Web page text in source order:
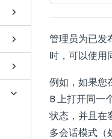
管理员为已发
时，可以使用
例如，如果您
B 上打开同一
状态，并且在
多会话模式（